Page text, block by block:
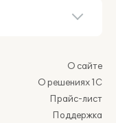
О сайте
О решениях 1С
Прайс-лист
Поддержка